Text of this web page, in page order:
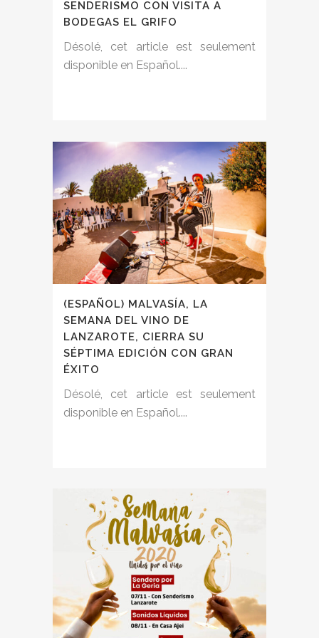
SENDERISMO CON VISITA A
BODEGAS EL GRIFO
Désolé, cet article est seulement
disponible en Español....
(ESPAÑOL) MALVASÍA, LA
SEMANA DEL VINO DE
LANZAROTE, CIERRA SU
SÉPTIMA EDICIÓN CON GRAN
ÉXITO
Désolé, cet article est seulement
disponible en Español....